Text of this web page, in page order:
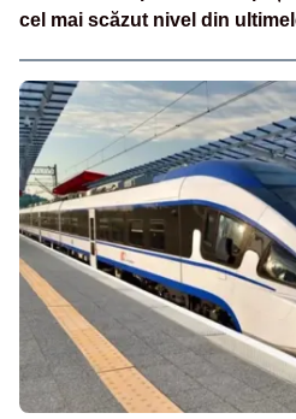
cel mai scăzut nivel din